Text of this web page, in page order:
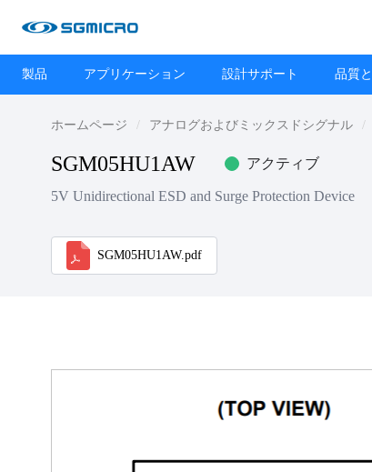
製品 アプリケーション 設計サポート 品質
ホームページ アナログおよびミックスドシグナル
SGM05HU1AW アクティブ
5V Unidirectional ESD and Surge Protection Device
SGM05HU1AW.pdf